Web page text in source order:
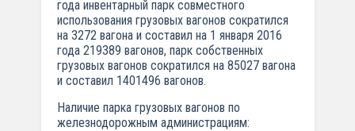
года инвентарный парк совместного
использования грузовых вагонов сократился
на 3272 вагона и составил на 1 января 2016
года 219389 вагонов, парк собственных
грузовых вагонов сократился на 85027 вагона
и составил 1401496 вагонов.
Наличие парка грузовых вагонов по
железнодорожным администрациям: